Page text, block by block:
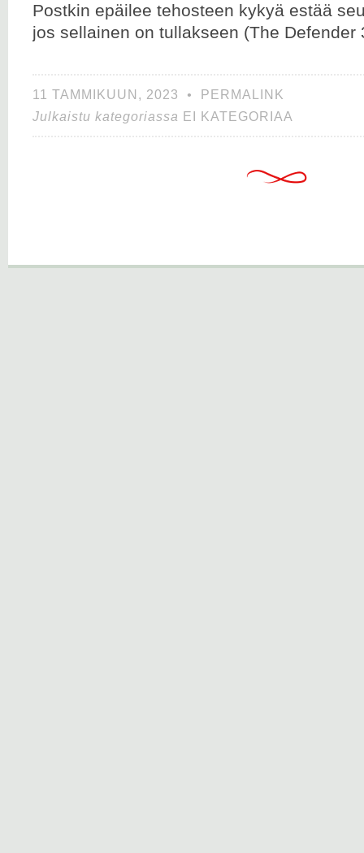
Postkin epäilee tehosteen kykyä estää
jos sellainen on tullakseen (The
11 TAMMIKUUN, 2023 •
PERMALINK
Julkaistu kategoriassa EI KATEGORIAA